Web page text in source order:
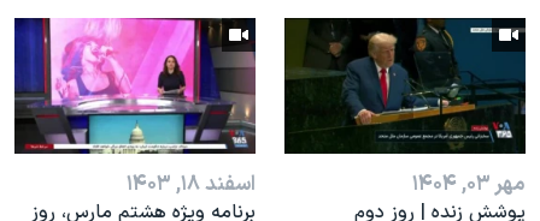
مهر ۰۳, ۱۴۰۴
پوشش زنده | روز دوم
اسفند ۱۸, ۱۴۰۳
برنامه ویژه هشتم مارس، روز